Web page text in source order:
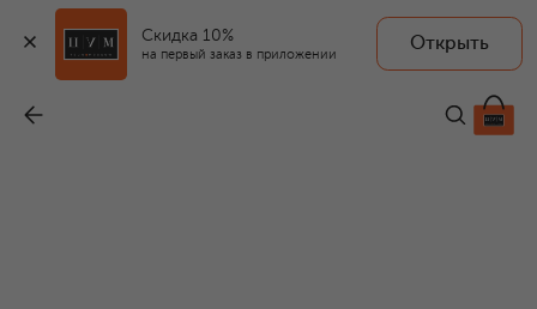
Скидка 10%
на первый заказ в приложении
Открыть
21 400 ₽